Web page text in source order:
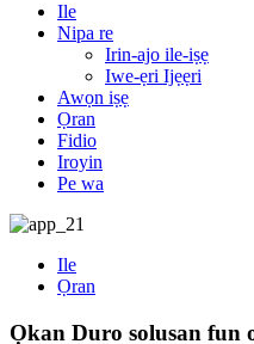
Ile
Nipa re
Irin-ajo ile-iṣẹ
Iwe-ẹri Ijẹẹri
Awọn iṣẹ
Ọran
Fidio
Iroyin
Pe wa
Ile
Ọran
Ọkan Duro solusan fun